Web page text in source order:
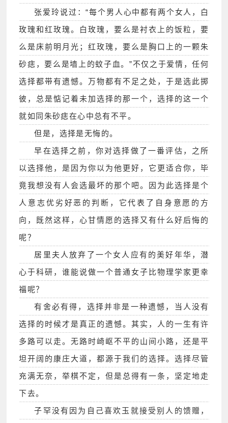
张爱玲说过：“每个男人心中都有两个女人，白
玫瑰和红玫瑰。白玫瑰，要么是衬衣上的饭粒，要
么是床前明月光；红玫瑰，要么是胸口上的一颗朱
砂痣，要么是墙上的蚊子血。”不仅之于爱情，任何
选择都带有遗憾。万物都有不足之处，于是选此掷
彼，总是惦记着未加选择的那一个，选择的这一个
就如同朱砂痣在心中总有不平。
但是，选择是无悔的。
早在选择之前，你对选择做了一番评估，之所
以选择他，是因为你以为他更好，它更适合你，毕
竟我想没有人会选最坏的那个吧。因为此选择是个
人意志优劣好恶的判断，它代表了自身意愿的方
向，既然这样，心甘情愿的选择又有什么好后悔的
呢？
居里夫人放弃了一个女人应有的美好年华，潜
心于科研，谁能说做一个普通女子比物理学家更幸
福呢？
有舍必有得，选择并非是一种遗憾，当人没有
选择的时候才是真正的遗憾。其实，人的一生有许
多路可以走。无路时崎岖不平的山间小路，还是平
坦开阔的康庄大道，都源于我们的选择。选择尽管
充满无奈，举棋不定，但是总得有一条，坚定地走
下去。
子罕没有因为自己喜欢玉就接受别人的馈赠，